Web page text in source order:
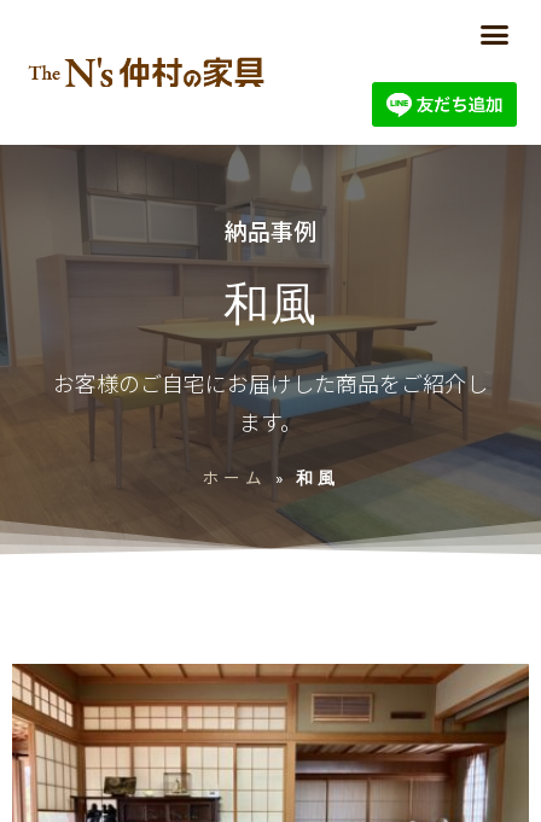
納品事例
和風
お客様のご自宅にお届けした商品をご紹介し
ます。
ホーム »和風